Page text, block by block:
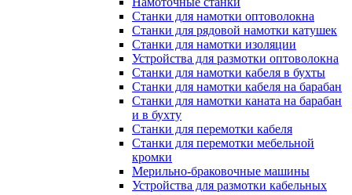
Станки для намотки оптоволокна
Станки для рядовой намотки катушек
Станки для намотки изоляции
Устройства для размотки оптоволокна
Станки для намотки кабеля в бухты
Станки для намотки кабеля на барабан
Станки для намотки каната на барабан
и в бухту
Станки для перемотки кабеля
Станки для перемотки мебельной
кромки
Мерильно-браковочные машины
Устройства для размотки кабельных